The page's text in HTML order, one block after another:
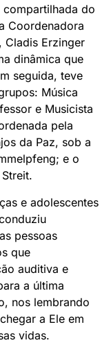
do
Coordenadora
Cladis Erzinger
dinâmica que
seguida, teve
Música
e Musicista
pela
da Paz, sob a
e o
e adolescentes
pessoas
que
auditiva e
a última
nos lembrando
a Ele em
vidas.